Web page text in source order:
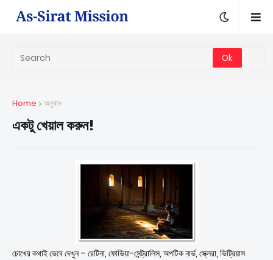
Home অনুবাদ
একটু খেয়াল করুন!
চোখের কথাই ভেবে দেখুন – রেটিনা, ফোভিয়া-সেন্ট্রালিস, অপটিক নার্ভ, স্ক্লেরা, ভিট্রিয়াস